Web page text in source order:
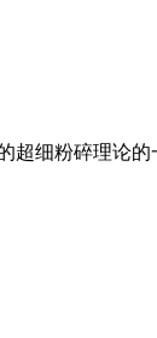
细粉碎理论